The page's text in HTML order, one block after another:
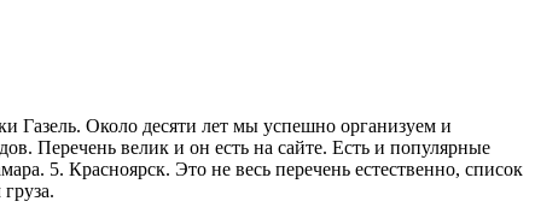
Газель. Около десяти лет мы успешно организуем и
Перечень велик и он есть на сайте. Есть и популярные
5. Красноярск. Это не весь перечень естественно, список